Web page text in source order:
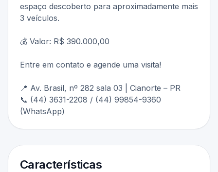
espaço descoberto para aproximadamente mais
3 veículos.
💰 Valor: R$ 390.000,00
Entre em contato e agende uma visita!
📍 Av. Brasil, nº 282 sala 03 | Cianorte – PR
📞 (44) 3631-2208 / (44) 99854-9360
(WhatsApp)
Características